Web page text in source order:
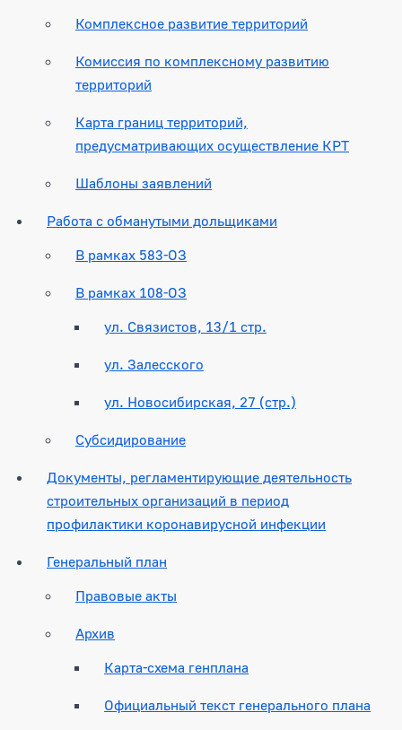
Комплексное развитие территорий
Комиссия по комплексному развитию
территорий
Карта границ территорий,
предусматривающих осуществление КРТ
Шаблоны заявлений
Работа с обманутыми дольщиками
В рамках 583-ОЗ
В рамках 108-ОЗ
ул. Связистов, 13/1 стр.
ул. Залесского
ул. Новосибирская, 27 (стр.)
Субсидирование
Документы, регламентирующие деятельность
строительных организаций в период
профилактики коронавирусной инфекции
Генеральный план
Правовые акты
Архив
Карта-схема генплана
Официальный текст генерального плана